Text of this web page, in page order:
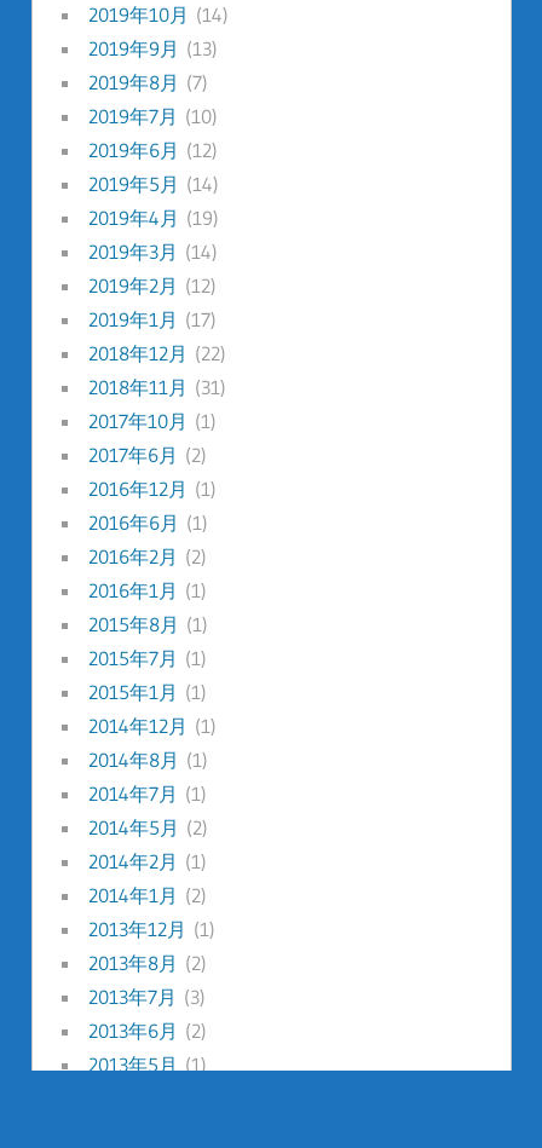
2019年10月 (14)
2019年9月 (13)
2019年8月 (7)
2019年7月 (10)
2019年6月 (12)
2019年5月 (14)
2019年4月 (19)
2019年3月 (14)
2019年2月 (12)
2019年1月 (17)
2018年12月 (22)
2018年11月 (31)
2017年10月 (1)
2017年6月 (2)
2016年12月 (1)
2016年6月 (1)
2016年2月 (2)
2016年1月 (1)
2015年8月 (1)
2015年7月 (1)
2015年1月 (1)
2014年12月 (1)
2014年8月 (1)
2014年7月 (1)
2014年5月 (2)
2014年2月 (1)
2014年1月 (2)
2013年12月 (1)
2013年8月 (2)
2013年7月 (3)
2013年6月 (2)
2013年5月 (1)